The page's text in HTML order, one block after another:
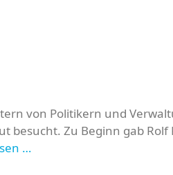
von Politikern und
besucht. Zu Beginn gab
…